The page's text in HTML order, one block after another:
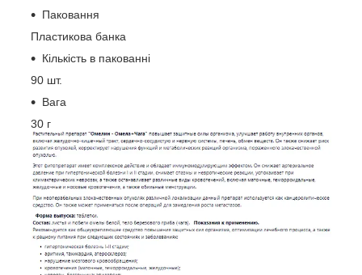
Паковання
Пластикова банка
Кількість в пакованні
90 шт.
Вага
30 г